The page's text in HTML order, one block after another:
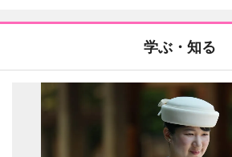
学ぶ・知る